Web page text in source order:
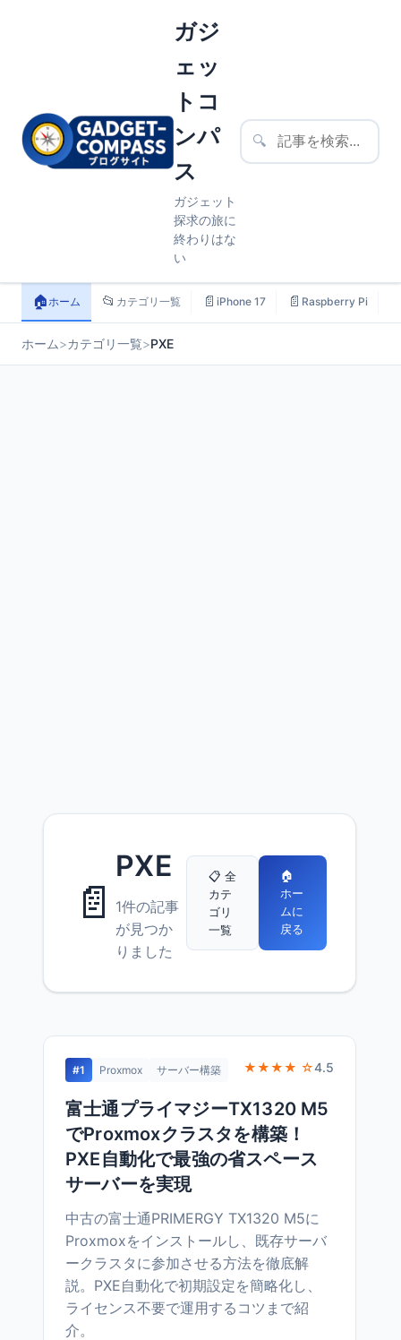
ガジ
ェッ
トコ
ンパ
ス
ガジェット
探求の旅に
終わりはな
い
🔍
🏠ホーム 📂 カテゴリ一覧 📄 iPhone 17 📄 Raspberry Pi
ホーム>カテゴリ一覧>PXE
📄
PXE
1件の記事
が見つか
りました
📋 全
カテ
ゴリ
一覧
🏠
ホー
ムに
戻る
#1 Proxmox サーバー構築 ★★★★ ☆4.5
富士通プライマジーTX1320 M5
でProxmoxクラスタを構築！
PXE自動化で最強の省スペース
サーバーを実現
中古の富士通PRIMERGY TX1320 M5に
Proxmoxをインストールし、既存サーバ
ークラスタに参加させる方法を徹底解
説。PXE自動化で初期設定を簡略化し、
ライセンス不要で運用するコツまで紹
介。